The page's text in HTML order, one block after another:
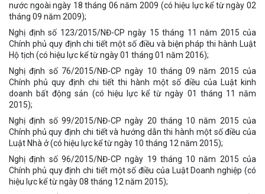
nước ngoài ngày 18 tháng 06 năm 2009 (có hiệu lực kể từ ngày 02
tháng 09 năm 2009);
Nghị định số 123/2015/NĐ-CP ngày 15 tháng 11 năm 2015 của
Chính phủ quy định chi tiết một số điều và biện pháp thi hành Luật
Hộ tịch (có hiệu lực kể từ ngày 01 tháng 01 năm 2016);
Nghị định số 76/2015/NĐ-CP ngày 10 tháng 09 năm 2015 của
Chính phủ quy định chi tiết thi hành một số điều của Luật kinh
doanh bất động sản (có hiệu lực kể từ ngày 01 tháng 11 năm
2015);
Nghị định số 99/2015/NĐ-CP ngày 20 tháng 10 năm 2015 của
Chính phủ quy định chi tiết và hướng dẫn thi hành một số điều của
Luật Nhà ở (có hiệu lực kể từ ngày 10 tháng 12 năm 2015);
Nghị định số 96/2015/NĐ-CP ngày 19 tháng 10 năm 2015 của
Chính phủ quy định chi tiết một số điều của Luật Doanh nghiệp (có
hiệu lực kể từ ngày 08 tháng 12 năm 2015);